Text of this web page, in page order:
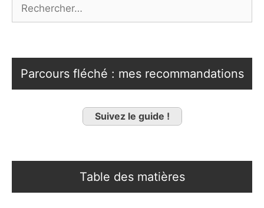
Parcours fléché : mes recommandations
Suivez le guide !
Table des matières